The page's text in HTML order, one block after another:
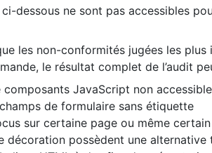
dessous ne sont pas accessibles
les non-conformités jugées les
le résultat complet de l’audit
composants JavaScript non
de formulaire sans étiquette
sur certaine page ou même
décoration possèdent une alternative